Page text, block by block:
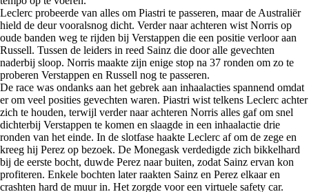
Leclerc probeerde van alles om Piastri te passeren, maar de Australiër
hield de deur vooralsnog dicht. Verder naar achteren wist Norris op
oude banden weg te rijden bij Verstappen die een positie verloor aan
Russell. Tussen de leiders in reed Sainz die door alle gevechten
naderbij sloop. Norris maakte zijn enige stop na 37 ronden om zo te
proberen Verstappen en Russell nog te passeren.
De race was ondanks aan het gebrek aan inhaalacties spannend omdat
er om veel posities gevechten waren. Piastri wist telkens Leclerc achter
zich te houden, terwijl verder naar achteren Norris alles gaf om snel
dichterbij Verstappen te komen en slaagde in een inhaalactie drie
ronden van het einde. In de slotfase haakte Leclerc af om de zege en
kreeg hij Perez op bezoek. De Monegask verdedigde zich bikkelhard
bij de eerste bocht, duwde Perez naar buiten, zodat Sainz ervan kon
profiteren. Enkele bochten later raakten Sainz en Perez elkaar en
crashten hard de muur in. Het zorgde voor een virtuele safety car.